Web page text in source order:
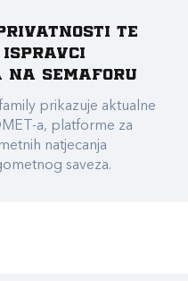
te
na Semaforu
prikazuje aktualne
a, platforme za
natjecanja
saveza.